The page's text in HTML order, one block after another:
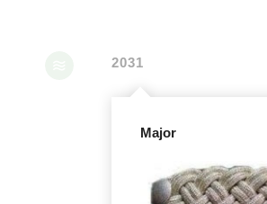
2031
Major